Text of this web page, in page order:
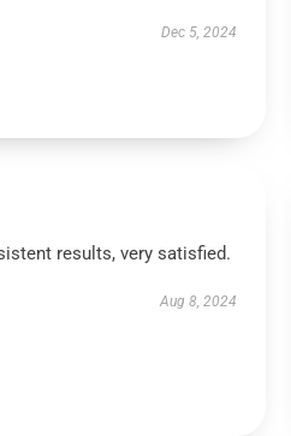
Dec 5, 2024
results, very satisfied.
Aug 8, 2024